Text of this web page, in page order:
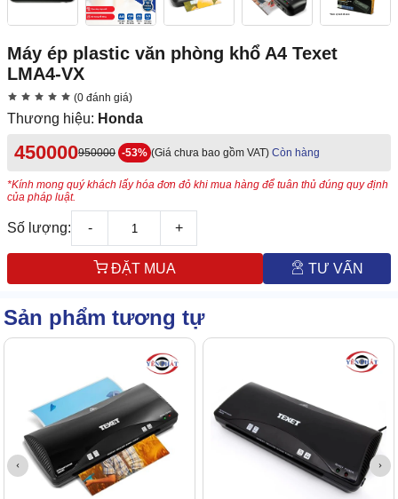
Máy ép plastic văn phòng khổ A4 Texet
LMA4-VX
(0 đánh giá)
Thương hiệu: Honda
450000950000 -53% (Giá chưa bao gồm VAT) Còn hàng
*Kính mong quý khách lấy hóa đơn đỏ khi mua hàng để tuân thủ đúng quy định
của pháp luật.
Số lượng: - +
ĐẶT MUA TƯ VẤN
Sản phẩm tương tự